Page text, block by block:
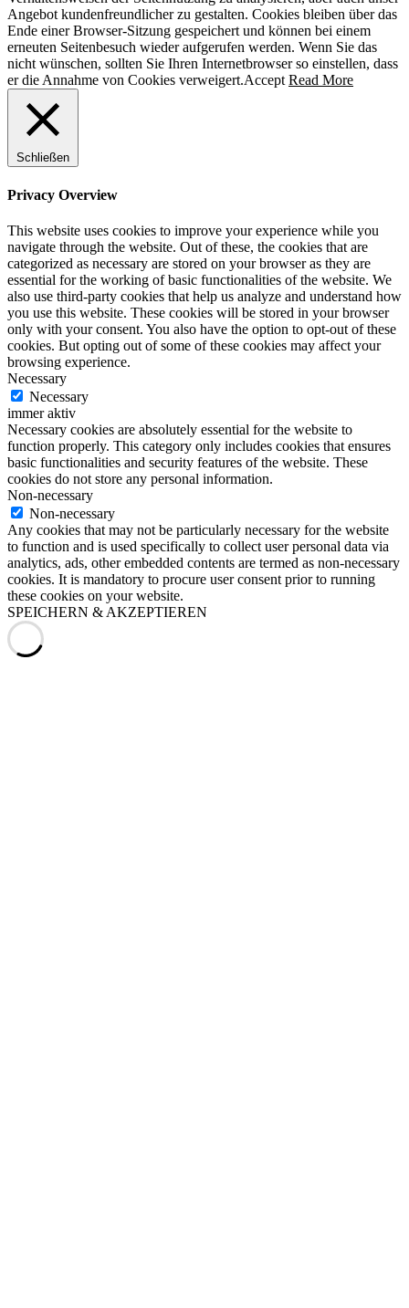
Angebot kundenfreundlicher zu gestalten. Cookies bleiben über das
Ende einer Browser-Sitzung gespeichert und können bei einem
erneuten Seitenbesuch wieder aufgerufen werden. Wenn Sie das
nicht wünschen, sollten Sie Ihren Internetbrowser so einstellen, dass
er die Annahme von Cookies verweigert.Accept Read More
Schließen
Privacy Overview
This website uses cookies to improve your experience while you
navigate through the website. Out of these, the cookies that are
categorized as necessary are stored on your browser as they are
essential for the working of basic functionalities of the website. We
also use third-party cookies that help us analyze and understand how
you use this website. These cookies will be stored in your browser
only with your consent. You also have the option to opt-out of these
cookies. But opting out of some of these cookies may affect your
browsing experience.
Necessary
Necessary
immer aktiv
Necessary cookies are absolutely essential for the website to
function properly. This category only includes cookies that ensures
basic functionalities and security features of the website. These
cookies do not store any personal information.
Non-necessary
Non-necessary
Any cookies that may not be particularly necessary for the website
to function and is used specifically to collect user personal data via
analytics, ads, other embedded contents are termed as non-necessary
cookies. It is mandatory to procure user consent prior to running
these cookies on your website.
SPEICHERN & AKZEPTIEREN